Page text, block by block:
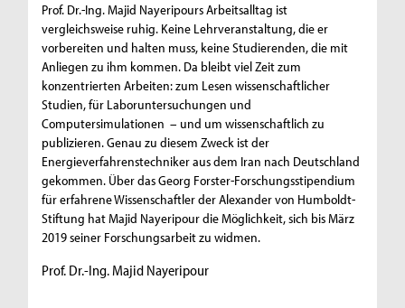
Prof. Dr.-Ing. Majid Nayeripours Arbeitsalltag ist
vergleichsweise ruhig. Keine Lehrveranstaltung, die er
vorbereiten und halten muss, keine Studierenden, die mit
Anliegen zu ihm kommen. Da bleibt viel Zeit zum
konzentrierten Arbeiten: zum Lesen wissenschaftlicher
Studien, für Laboruntersuchungen und
Computersimulationen – und um wissenschaftlich zu
publizieren. Genau zu diesem Zweck ist der
Energieverfahrenstechniker aus dem Iran nach Deutschland
gekommen. Über das Georg Forster-Forschungsstipendium
für erfahrene Wissenschaftler der Alexander von Humboldt-
Stiftung hat Majid Nayeripour die Möglichkeit, sich bis März
2019 seiner Forschungsarbeit zu widmen.
Prof. Dr.-Ing. Majid Nayeripour